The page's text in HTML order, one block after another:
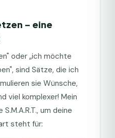
– eine
oder „ich möchte
sind Sätze, die ich
sie Wünsche,
viel komplexer! Mein
um deine
steht für: